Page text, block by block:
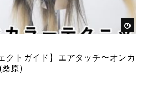
クトガイド】エアタッチ〜オンカ
原)